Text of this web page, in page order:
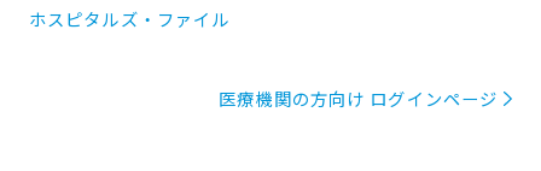
ホスピタルズ・ファイル
医療機関の方向け ログインページ